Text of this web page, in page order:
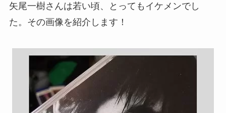
矢尾一樹さんは若い頃、とってもイケメンでし
た。その画像を紹介します！